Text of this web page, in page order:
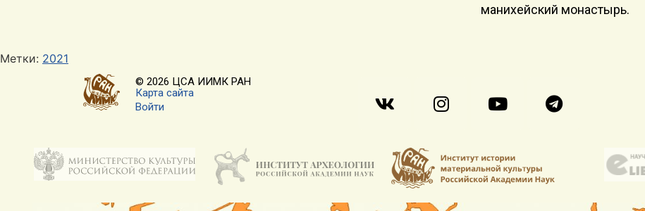
манихейский монастырь.
Метки: 2021
© 2026 ЦСА ИИМК РАН
Карта сайта
Войти